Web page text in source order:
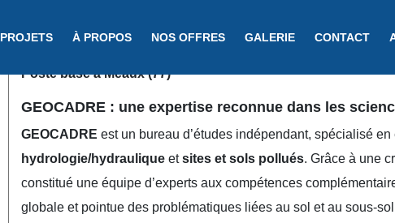
PROJETS À PROPOS NOS OFFRES GALERIE CONTACT
Poste basé à Meaux (77)
GEOCADRE : une expertise reconnue dans les
GEOCADRE est un bureau d’études indépendant, spécialisé en
hydrologie/hydrauliqueetsites et sols pollués. Grâce à une
constitué une équipe d’experts aux compétences
globale et pointue des problématiques liées au sol et au sous-